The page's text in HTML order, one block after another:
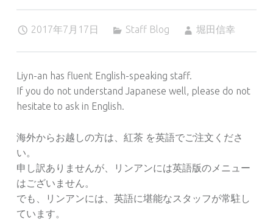
2017年7月17日 Staff Blog 堀田信幸
Liyn-an has fluent English-speaking staff.
If you do not understand Japanese well, please do not
hesitate to ask in English.
海外からお越しの方は、紅茶 を英語でご注文くださ
い。
申し訳ありませんが、リンアンには英語版のメニュー
はございません。
でも、リンアンには、英語に堪能なスタッフが常駐し
ています。